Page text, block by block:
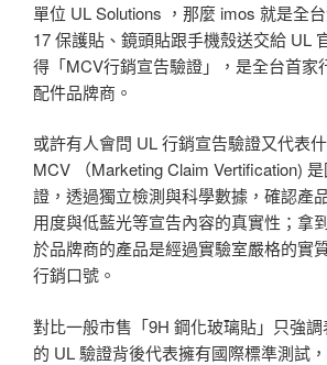
單位 UL Solutions ，那麼 imos 就是全
17 保護貼、鏡頭貼跟手機殼送交給 UL
得「MCV行銷宣告驗證」，是全台首家
配件品牌商。
或許有人會問 UL 行銷宣告驗證又代表
MCV （Marketing Claim Vertification)
證，透過獨立檢測與科學數據，確認產
用度與低藍光等宣告內容的真實性；拿
於品牌商的產品是經過實驗室嚴格的實
行銷口號。
對比一般市售「9H 鋼化玻璃貼」只強
的 UL 驗證背後代表擁有國際標準測試